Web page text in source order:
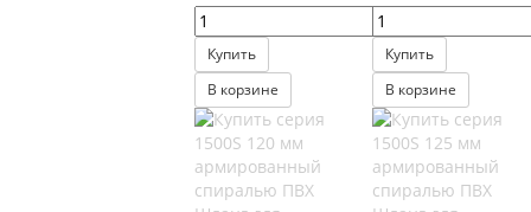
Купить
В корзине
Купить
В корзине